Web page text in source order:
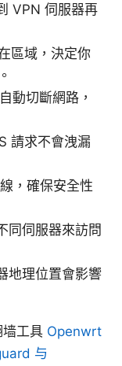
VPN 伺服器再
區域，決定你
動切斷網路，
請求不會洩漏
，確保安全性
同伺服器來訪問
地理位置會影響
工具 Openwrt
与